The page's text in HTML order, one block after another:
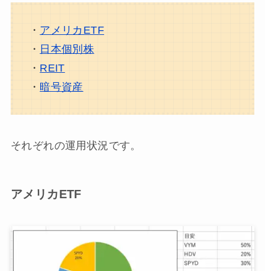
・ アメリカETF
・ 日本個別株
・ REIT
・ 暗号資産
それぞれの運用状況です。
アメリカETF